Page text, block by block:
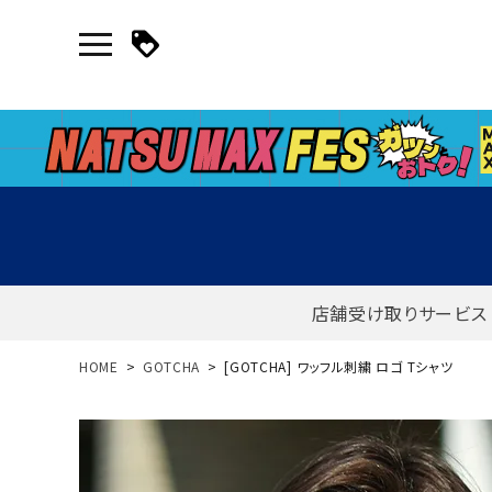
店舗受け取りサービス
新規会員登録｜ログイン
ご利用ガイド
HOME GOTCHA [GOTCHA] ワッフル刺繍 ロゴ Tシャツ